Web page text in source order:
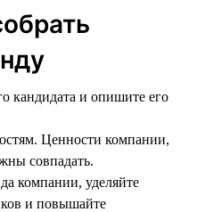
кандидата и опишите его
Ценности компании,
совпадать.
компании, уделяйте
и повышайте